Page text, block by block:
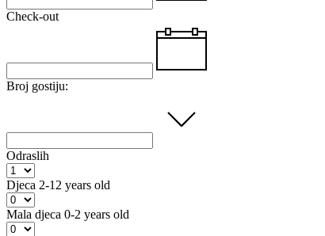
Check-out
Broj gostiju:
Odraslih
Djeca 2-12 years old
Mala djeca 0-2 years old